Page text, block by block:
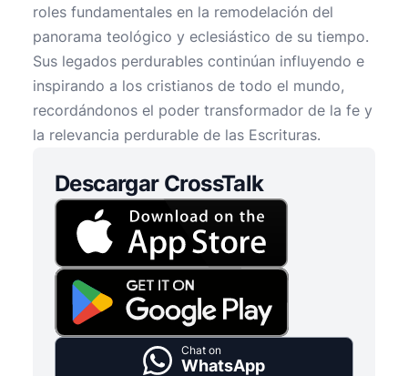
roles fundamentales en la remodelación del
panorama teológico y eclesiástico de su tiempo.
Sus legados perdurables continúan influyendo e
inspirando a los cristianos de todo el mundo,
recordándonos el poder transformador de la fe y
la relevancia perdurable de las Escrituras.
Descargar CrossTalk
Chat on
WhatsApp